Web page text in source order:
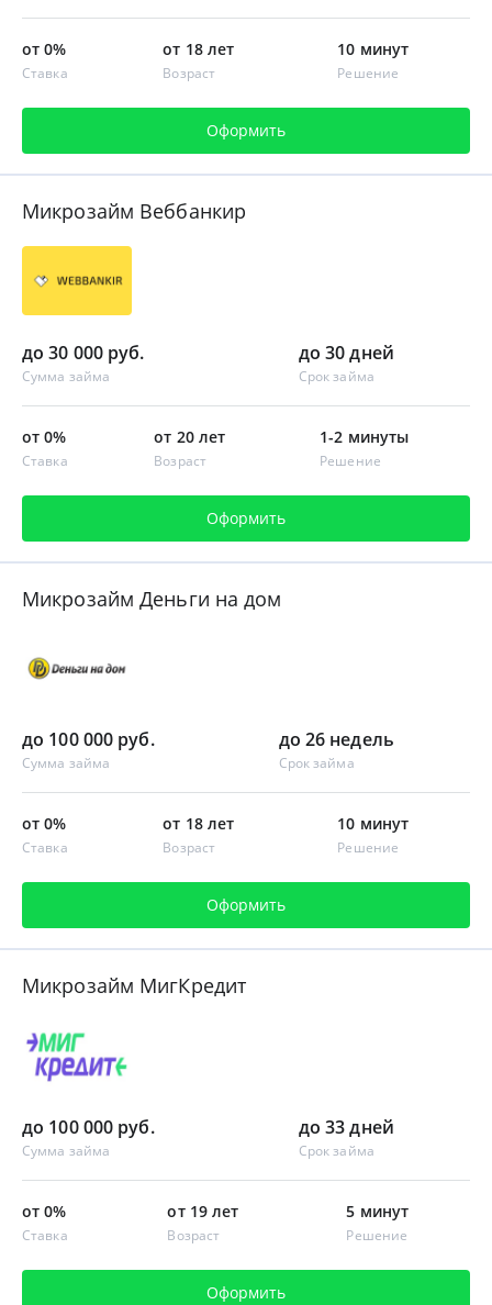
от 0%
Ставка
от 18 лет
Возраст
10 минут
Решение
Оформить
Микрозайм Веббанкир
до 30 000 руб.
Сумма займа
до 30 дней
Срок займа
от 0%
Ставка
от 20 лет
Возраст
1-2 минуты
Решение
Оформить
Микрозайм Деньги на дом
до 100 000 руб.
Сумма займа
до 26 недель
Срок займа
от 0%
Ставка
от 18 лет
Возраст
10 минут
Решение
Оформить
Микрозайм МигКредит
до 100 000 руб.
Сумма займа
до 33 дней
Срок займа
от 0%
Ставка
от 19 лет
Возраст
5 минут
Решение
Оформить